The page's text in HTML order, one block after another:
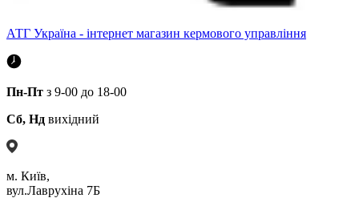
АТГ Україна - інтернет магазин кермового управління
Пн-Пт з 9-00 до 18-00
Сб, Нд вихідний
м. Київ,
вул.Лаврухіна 7Б